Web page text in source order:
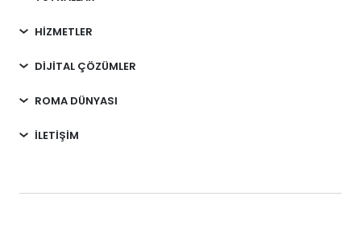
HİZMETLER
DİJİTAL ÇÖZÜMLER
ROMA DÜNYASI
İLETİŞİM